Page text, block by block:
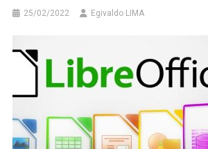
25/02/2022 Egivaldo LIMA